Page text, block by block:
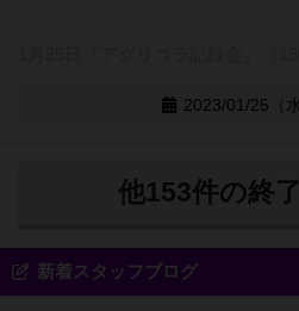
2023/01/25（
他153件の終
新着スタッフブログ